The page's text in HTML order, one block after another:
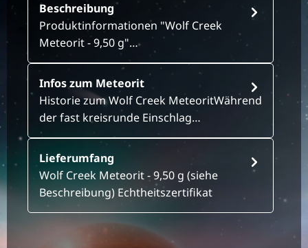
Beschreibung
Produktinformationen "Wolf Creek
Meteorit - 9,50 g"…
Infos zum Meteorit
Historie zum Wolf Creek MeteoritWährend
der fast kreisrunde Einschlag…
Lieferumfang
Wolf Creek Meteorit - 9,50 g (siehe
Beschreibung) Echtheitszertifikat